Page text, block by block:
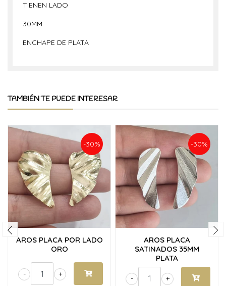
TIENEN LADO
30MM
ENCHAPE DE PLATA
TAMBIÉN TE PUEDE INTERESAR
-30%
AROS PLACA POR LADO
ORO
+
-
-30%
AROS PLACA
SATINADOS 35MM
PLATA
+
-